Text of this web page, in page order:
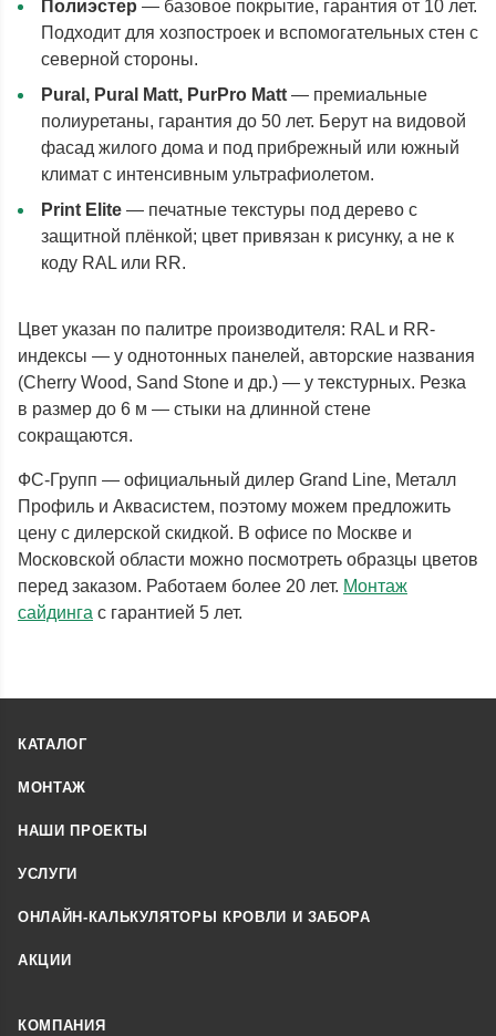
Полиэстер — базовое покрытие, гарантия от 10 лет.
Подходит для хозпостроек и вспомогательных стен с
северной стороны.
Pural, Pural Matt, PurPro Matt — премиальные
полиуретаны, гарантия до 50 лет. Берут на видовой
фасад жилого дома и под прибрежный или южный
климат с интенсивным ультрафиолетом.
Print Elite — печатные текстуры под дерево с
защитной плёнкой; цвет привязан к рисунку, а не к
коду RAL или RR.
Цвет указан по палитре производителя: RAL и RR-
индексы — у однотонных панелей, авторские названия
(Cherry Wood, Sand Stone и др.) — у текстурных. Резка
в размер до 6 м — стыки на длинной стене
сокращаются.
ФС-Групп — официальный дилер Grand Line, Металл
Профиль и Аквасистем, поэтому можем предложить
цену с дилерской скидкой. В офисе по Москве и
Московской области можно посмотреть образцы цветов
перед заказом. Работаем более 20 лет. Монтаж
сайдинга с гарантией 5 лет.
КАТАЛОГ
МОНТАЖ
НАШИ ПРОЕКТЫ
УСЛУГИ
ОНЛАЙН-КАЛЬКУЛЯТОРЫ КРОВЛИ И ЗАБОРА
АКЦИИ
КОМПАНИЯ